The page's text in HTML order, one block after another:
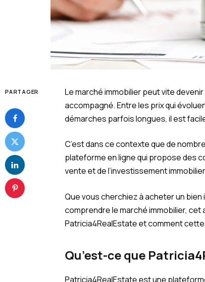
PARTAGER
Le marché immobilier peut vite
accompagné. Entre les prix qui
démarches parfois longues, il est
C’est dans ce contexte que de
plateforme en ligne qui propose des
vente et de l’investissement
Que vous cherchiez à acheter un
comprendre le marché immobilier,
Patricia4RealEstate et comment
Qu’est-ce que
Patricia4RealEstate est une